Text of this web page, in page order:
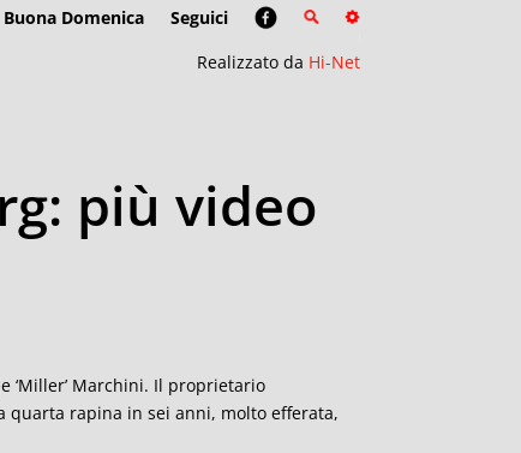
Buona Domenica
Seguici
Realizzato da Hi-Net
più video
‘Miller’ Marchini. Il proprietario
quarta rapina in sei anni, molto efferata,